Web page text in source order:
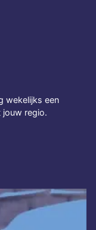
wekelijks een
jouw regio.